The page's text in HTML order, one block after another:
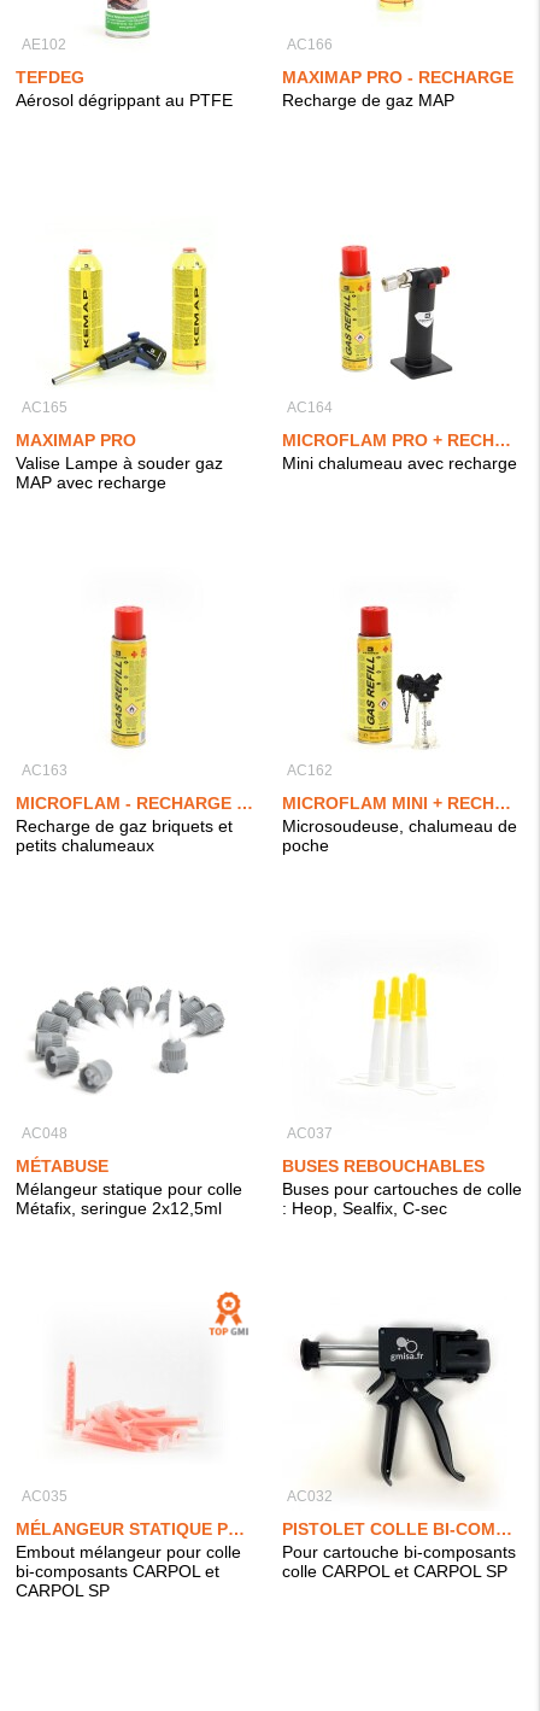
AE102
TEFDEG
Aérosol dégrippant au PTFE
AC166
MAXIMAP PRO - RECHARGE
Recharge de gaz MAP
AC165
MAXIMAP PRO
Valise Lampe à souder gaz
MAP avec recharge
AC164
MICROFLAM PRO + RECHARGE
Mini chalumeau avec recharge
AC163
MICROFLAM - RECHARGE DE GAZ
Recharge de gaz briquets et
petits chalumeaux
AC162
MICROFLAM MINI + RECHARGE
Microsoudeuse, chalumeau de
poche
AC048
MÉTABUSE
Mélangeur statique pour colle
Métafix, seringue 2x12,5ml
AC037
BUSES REBOUCHABLES
Buses pour cartouches de colle
: Heop, Sealfix, C-sec
AC035
MÉLANGEUR STATIQUE POUR COLLE BI-COMPOSANTS 2X25ML
Embout mélangeur pour colle
bi-composants CARPOL et
CARPOL SP
AC032
PISTOLET COLLE BI-COMPOSANTS 2X25ML
Pour cartouche bi-composants
colle CARPOL et CARPOL SP